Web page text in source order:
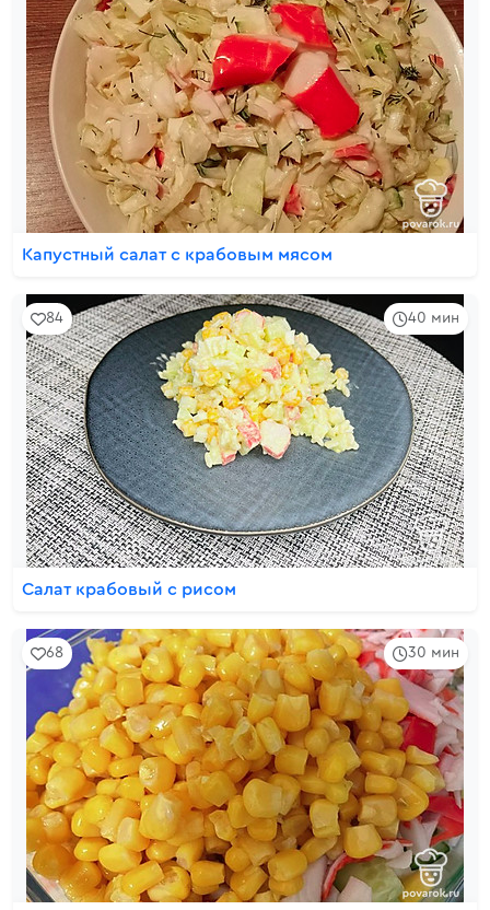
Капустный салат с крабовым мясом
40 мин
84
Салат крабовый с рисом
30 мин
68